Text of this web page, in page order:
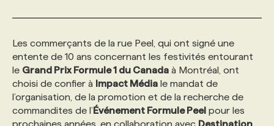
AFFAIRES DE L'INDUSTRIE
INITIATIVES NUMÉRIQUES
PRIX ET DISTINCTIONS
WEB & MÉDIAS SOCIAUX
MARKETING DURABLE
GEO/SEO
INFOLETTRE PUBLICITÉ
ANNONCEZ AVEC NOUS
CONSULTER LA CVTHÈQUE
PROFIL ENTREPRISE
FAQ
VOIR LES OFFRES
PROFIL CANDIDAT
FAQ
ANNONCEZ AVEC NOUS
NOS FORMATIONS EN LIGNE
NOS PARCOURS DE FORMATIONS
FORMATIONS PERSONNALISÉES
CHASSE DE TÊTE
SERVICE DE CHASSE DE TÊTE
NOS TARIFS
Les commerçants de la rue Peel, qui ont signé une
entente de 10 ans concernant les festivités entourant
le Grand Prix Formule 1 du Canada à Montréal, ont
choisi de confier à Impact Média le mandat de
l’organisation, de la promotion et de la recherche de
commandites de l’Événement Formule Peel pour les
prochaines années, en collaboration avec Destination